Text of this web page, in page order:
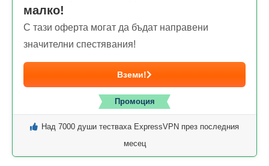
малко!
С тази оферта могат да бъдат направени
значителни спестявания!
Вземи!
Промоция
Над 7000 души тестваха ExpressVPN през последния
месец